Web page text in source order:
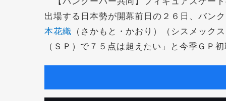
出場する日本勢が開幕前日の２６日、バン
本花織 （さかもと・かおり）（シスメック
（ＳＰ）で７５点は超えたい」と今季ＧＰ